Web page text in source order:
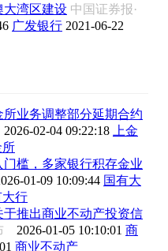
大湾区建设 中国证券报·
广发银行 2021-06-22
业务调整部分延期合约
2026-02-04 09:22:18
上金
所
槛，多家银行积存金业
01-09 10:09:44 国有大
大行
推出商业不动产投资信
2026-01-05 10:10:01 商
商业不动产